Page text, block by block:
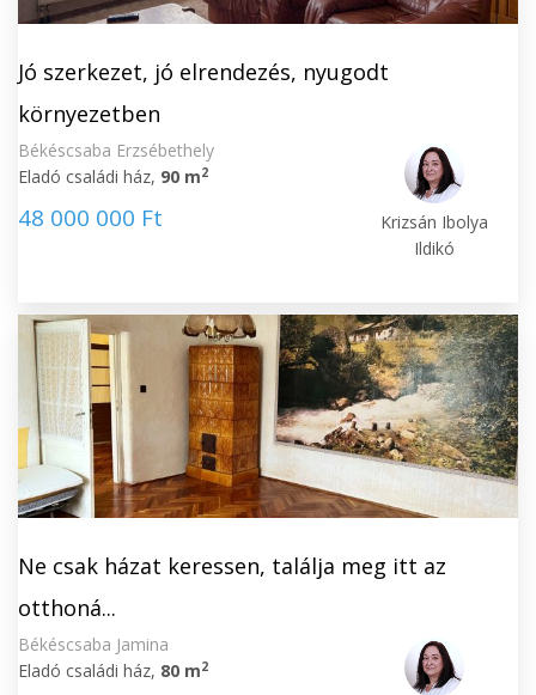
Jó szerkezet, jó elrendezés, nyugodt
környezetben
Békéscsaba Erzsébethely
Eladó családi ház, 90 m2
48 000 000 Ft
Krizsán Ibolya
Ildikó
Ne csak házat keressen, találja meg itt az
otthoná...
Békéscsaba Jamina
Eladó családi ház, 80 m2